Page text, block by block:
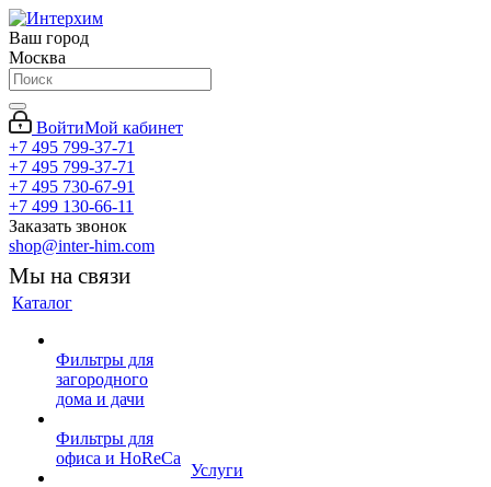
Ваш город
Москва
ВойтиМой кабинет
+7 495 799-37-71
+7 495 799-37-71
+7 495 730-67-91
+7 499 130-66-11
Заказать звонок
shop@inter-him.com
Мы на связи
Каталог
Фильтры для
загородного
дома и дачи
Фильтры для
офиса и HoReCa
Услуги